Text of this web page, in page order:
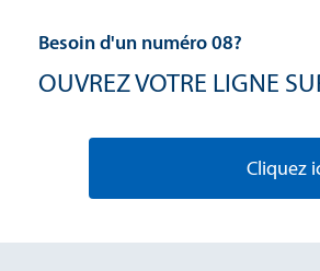
Besoin d'un numéro 08?
OUVREZ VOTRE LIGNE
Cliquez